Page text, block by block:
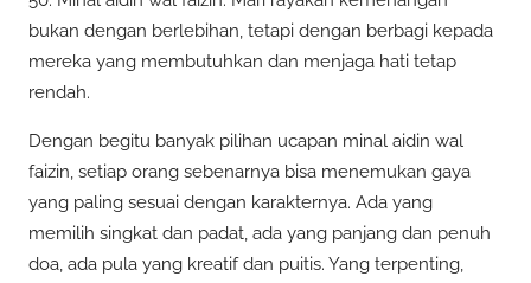
bukan dengan berlebihan, tetapi dengan berbagi kepada
mereka yang membutuhkan dan menjaga hati tetap
rendah.
Dengan begitu banyak pilihan ucapan minal aidin wal
faizin, setiap orang sebenarnya bisa menemukan gaya
yang paling sesuai dengan karakternya. Ada yang
memilih singkat dan padat, ada yang panjang dan penuh
doa, ada pula yang kreatif dan puitis. Yang terpenting,